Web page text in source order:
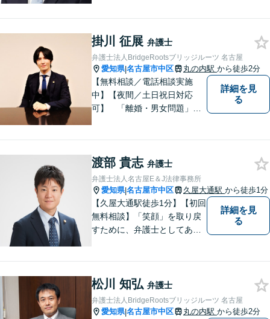
い！
掛川 征展 弁護士
弁護士法人BridgeRootsブリッジルーツ 名古屋
愛知県|名古屋市中区 丸の内駅 から徒歩2分
【無料相談／電話相談実施
中】【夜間／土日祝日対応
可】 「離婚・男女問題」
弁護士と事務職員が力を合わ
せ、依頼者のみなさまに満足
していただけるようサポート
いたします！
詳細を見
る
渡部 貴志 弁護士
弁護士法人名古屋E＆J法律事務所
愛知県|名古屋市中区 久屋大通駅 から徒歩1分
【久屋大通駅徒歩1分】【初回
無料相談】「笑顔」を取り戻
すために、弁護士としてあら
れるようリードいたします。
まずは無料相談をご利用くだ
さい。【女性弁護士在籍】
詳細を見
る
松川 知弘 弁護士
弁護士法人BridgeRootsブリッジルーツ 名古屋
愛知県|名古屋市中区 丸の内駅 から徒歩2分